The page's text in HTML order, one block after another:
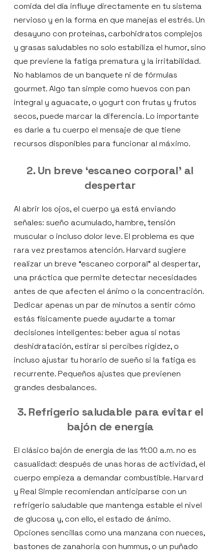
comida del día influye directamente en tu sistema
nervioso y en la forma en que manejas el estrés. Un
desayuno con proteínas, carbohidratos complejos
y grasas saludables no solo estabiliza el humor, sino
que previene la fatiga prematura y la irritabilidad.
No hablamos de un banquete ni de fórmulas
gourmet. Algo tan simple como huevos con pan
integral y aguacate, o yogurt con frutas y frutos
secos, puede marcar la diferencia. Lo importante
es darle a tu cuerpo el mensaje de que tiene
recursos disponibles para funcionar al máximo.
2. Un breve ‘escaneo corporal’ al
despertar
Al abrir los ojos, el cuerpo ya está enviando
señales: sueño acumulado, hambre, tensión
muscular o incluso dolor leve. El problema es que
rara vez prestamos atención. Harvard sugiere
realizar un breve “escaneo corporal” al despertar,
una práctica que permite detectar necesidades
antes de que afecten el ánimo o la concentración.
Dedicar apenas un par de minutos a sentir cómo
estás físicamente puede ayudarte a tomar
decisiones inteligentes: beber agua si notas
deshidratación, estirar si percibes rigidez, o
incluso ajustar tu horario de sueño si la fatiga es
recurrente. Pequeños ajustes que previenen
grandes desbalances.
3. Refrigerio saludable para evitar el
bajón de energía
El clásico bajón de energía de las 11:00 a.m. no es
casualidad: después de unas horas de actividad, el
cuerpo empieza a demandar combustible. Harvard
y Real Simple recomiendan anticiparse con un
refrigerio saludable que mantenga estable el nivel
de glucosa y, con ello, el estado de ánimo.
Opciones sencillas como una manzana con nueces,
bastones de zanahoria con hummus, o un puñado